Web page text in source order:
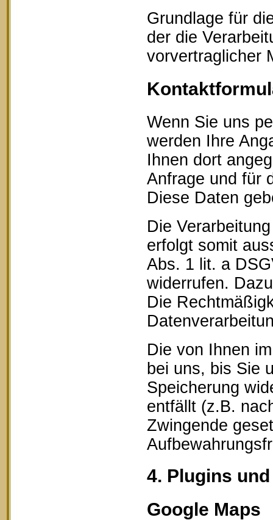
Grundlage für
der die
vorvertraglicher
Wenn Sie uns
werden Ihre
Ihnen dort
Anfrage und für
Diese Daten
Die
erfolgt somit
Abs. 1 lit. a
widerrufen.
Die
Die von Ihnen
bei uns, bis Sie
Speicherung
entfällt (z.B.
Zwingende
4. Plugins
Google Maps